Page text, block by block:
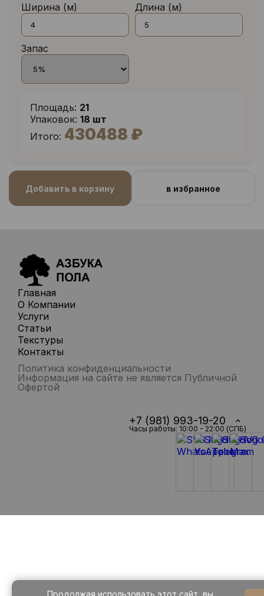
Ширина (м) Длина (м)
Запас
Площадь: 21
Упаковок: 18 шт
Итого: 430488 ₽
Добавить в корзину в избранное
Главная
О Компании
Услуги
Статьи
Текстуры
Контакты
Политика конфиденциальности
Информация на сайте не является Публичной
Офертой
+7 (981) 993-19-20
Часы работы: 10:00 - 22:00 (СПБ)
Продолжая использовать этот сайт, вы